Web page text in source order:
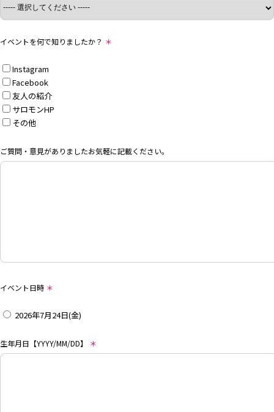
イベントを何で知りましたか？ ＊
Instagram
Facebook
友人の紹介
サロモンHP
その他
ご質問・意見がありましたお気軽に記載ください。
イベント日時 ＊
2026年7月24日(金)
生年月日【YYYY/MM/DD】 ＊